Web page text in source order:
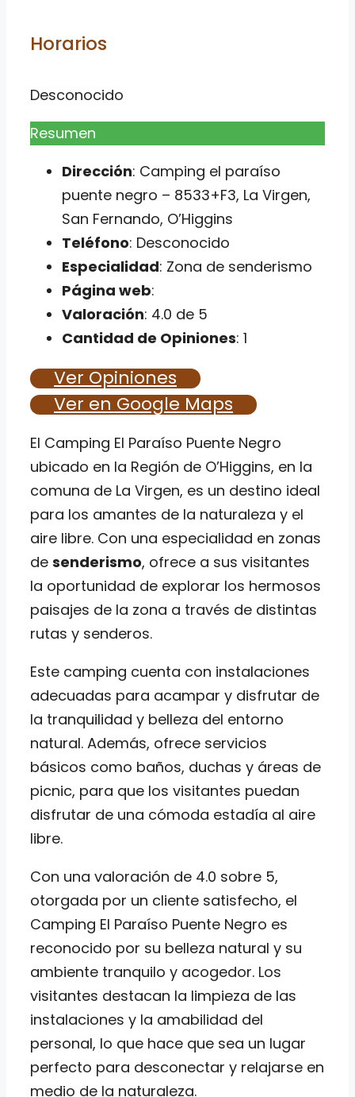
Horarios
Desconocido
Resumen
Dirección: Camping el paraíso
puente negro – 8533+F3, La Virgen,
San Fernando, O’Higgins
Teléfono: Desconocido
Especialidad: Zona de senderismo
Página web:
Valoración: 4.0 de 5
Cantidad de Opiniones: 1
Ver Opiniones
Ver en Google Maps
El Camping El Paraíso Puente Negro
ubicado en la Región de O’Higgins, en la
comuna de La Virgen, es un destino ideal
para los amantes de la naturaleza y el
aire libre. Con una especialidad en zonas
de senderismo, ofrece a sus visitantes
la oportunidad de explorar los hermosos
paisajes de la zona a través de distintas
rutas y senderos.
Este camping cuenta con instalaciones
adecuadas para acampar y disfrutar de
la tranquilidad y belleza del entorno
natural. Además, ofrece servicios
básicos como baños, duchas y áreas de
picnic, para que los visitantes puedan
disfrutar de una cómoda estadía al aire
libre.
Con una valoración de 4.0 sobre 5,
otorgada por un cliente satisfecho, el
Camping El Paraíso Puente Negro es
reconocido por su belleza natural y su
ambiente tranquilo y acogedor. Los
visitantes destacan la limpieza de las
instalaciones y la amabilidad del
personal, lo que hace que sea un lugar
perfecto para desconectar y relajarse en
medio de la naturaleza.